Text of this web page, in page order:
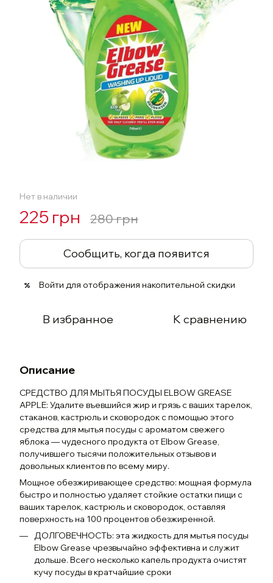
Нет в наличии
225 грн 280 грн
Сообщить, когда появится
% Войти для отображения накопительной скидки
В избранное К сравнению
Описание
СРЕДСТВО ДЛЯ МЫТЬЯ ПОСУДЫ ELBOW GREASE
APPLE: Удалите въевшийся жир и грязь с ваших тарелок,
стаканов, кастрюль и сковородок с помощью этого
средства для мытья посуды с ароматом свежего
яблока — чудесного продукта от Elbow Grease,
получившего тысячи положительных отзывов и
довольных клиентов по всему миру.
Мощное обезжиривающее средство: мощная формула
быстро и полностью удаляет стойкие остатки пищи с
ваших тарелок, кастрюль и сковородок, оставляя
поверхность на 100 процентов обезжиренной.
ДОЛГОВЕЧНОСТЬ: эта жидкость для мытья посуды
Elbow Grease чрезвычайно эффективна и служит
дольше. Всего несколько капель продукта очистят
кучу посуды в кратчайшие сроки